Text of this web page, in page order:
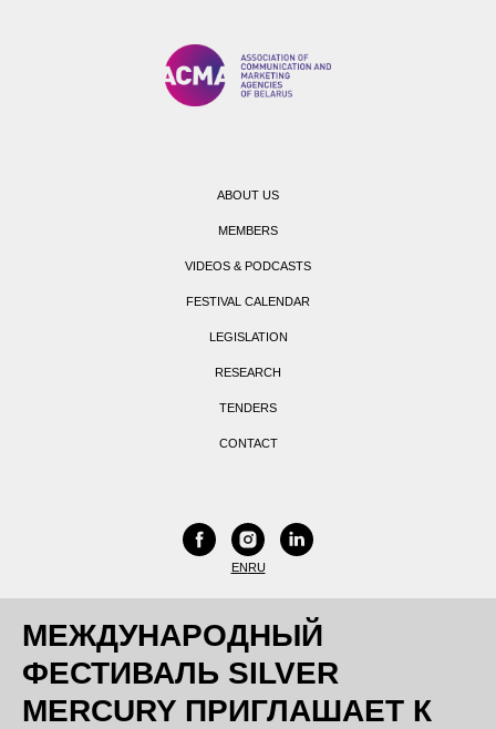
ABOUT US
MEMBERS
VIDEOS & PODCASTS
FESTIVAL CALENDAR
LEGISLATION
RESEARCH
TENDERS
CONTACT
ENRU
МЕЖДУНАРОДНЫЙ
ФЕСТИВАЛЬ SILVER
MERCURY ПРИГЛАШАЕТ К